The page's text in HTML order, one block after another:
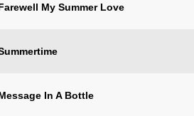
My Summer Love
In A Bottle